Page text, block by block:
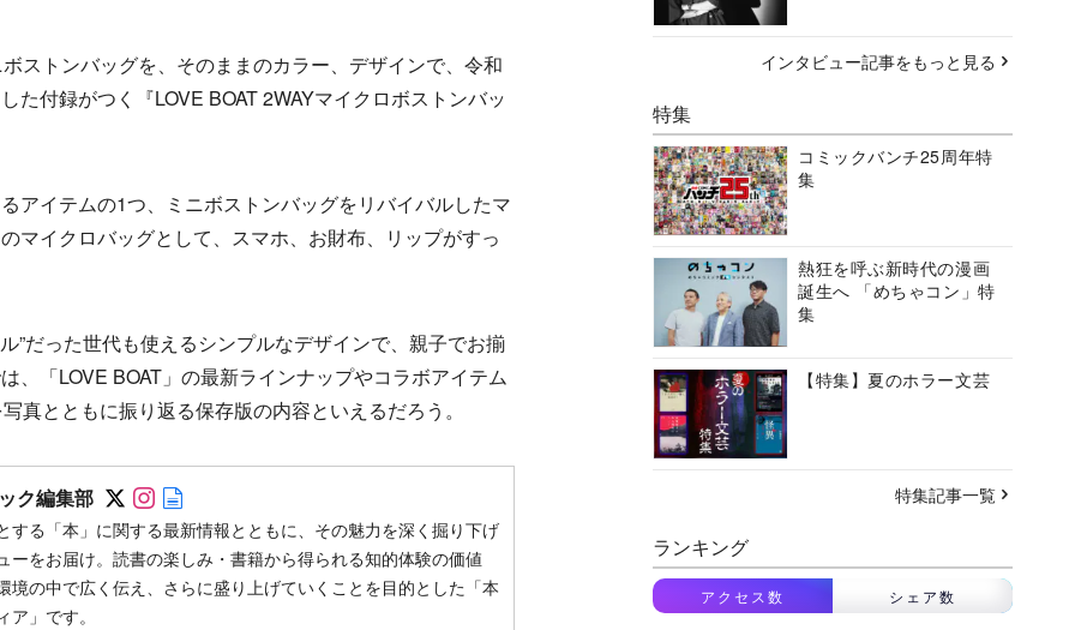
トンバッグを、そのままのカラー、デザインで、令和
た付録がつく『LOVE BOAT 2WAYマイクロボストンバッ
イテムの1つ、ミニボストンバッグをリバイバルしたマ
マイクロバッグとして、スマホ、お財布、リップがすっ
だった世代も使えるシンプルなデザインで、親子でお揃
、「LOVE BOAT」の最新ラインナップやコラボアイテム
真とともに振り返る保存版の内容といえるだろう。
ク編集部 Follow on SNS
Follow on SNS
する「本」に関する最新情報とともに、その魅力を深く掘り下げ
ーをお届け。読書の楽しみ・書籍から得られる知的体験の価値
境の中で広く伝え、さらに盛り上げていくことを目的とした「本
」です。
インタビュー記事をもっと見る
特集
コミックバンチ25周年特
集
熱狂を呼ぶ新時代の漫画
誕生へ 「めちゃコン」特
集
【特集】夏のホラー文芸
特集記事一覧
ランキング
アクセス数 シェア数